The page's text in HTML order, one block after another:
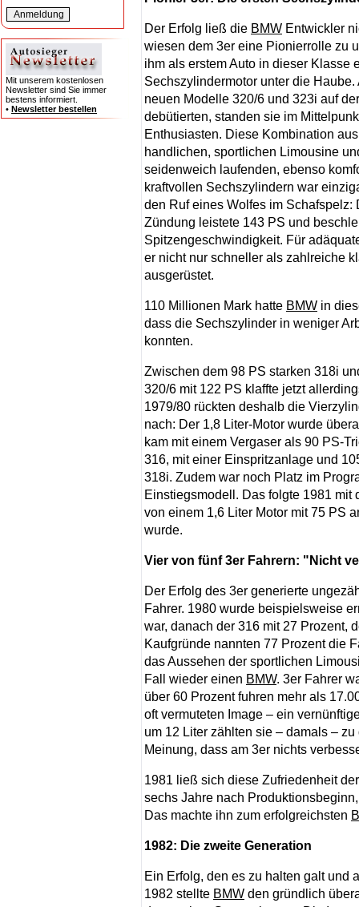
Mit unserem kostenlosen
Newsletter sind Sie immer
bestens informiert.
• Newsletter bestellen
Der Erfolg ließ die BMW Entwickler
wiesen dem 3er eine Pionierrolle zu
ihm als erstem Auto in dieser Klasse
Sechszylindermotor unter die
neuen Modelle 320/6 und 323i auf
debütierten, standen sie im
Enthusiasten. Diese Kombination
handlichen, sportlichen Limousine
seidenweich laufenden, ebenso
kraftvollen Sechszylindern war
den Ruf eines Wolfes im Schafspelz:
Zündung leistete 143 PS und
Spitzengeschwindigkeit. Für
er nicht nur schneller als zahlreiche
ausgerüstet.
110 Millionen Mark hatte BMW in
dass die Sechszylinder in weniger
konnten.
Zwischen dem 98 PS starken 318i
320/6 mit 122 PS klaffte jetzt
1979/80 rückten deshalb die
nach: Der 1,8 Liter-Motor wurde
kam mit einem Vergaser als 90 PS-
316, mit einer Einspritzanlage und
318i. Zudem war noch Platz im
Einstiegsmodell. Das folgte 1981 mit
von einem 1,6 Liter Motor mit 75 PS
wurde.
Vier von fünf 3er Fahrern: "Nicht
Der Erfolg des 3er generierte
Fahrer. 1980 wurde beispielsweise
war, danach der 316 mit 27 Prozent,
Kaufgründe nannten 77 Prozent die
das Aussehen der sportlichen
Fall wieder einen BMW. 3er Fahrer
über 60 Prozent fuhren mehr als
oft vermuteten Image – ein
um 12 Liter zählten sie – damals –
Meinung, dass am 3er nichts
1981 ließ sich diese Zufriedenheit
sechs Jahre nach
Das machte ihn zum erfolgreichsten
1982: Die zweite Generation
Ein Erfolg, den es zu halten galt und
1982 stellte BMW den gründlich